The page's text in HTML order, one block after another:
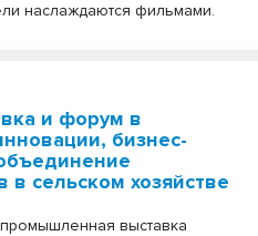
наслаждаются фильмами.
и форум в
бизнес-
в сельском хозяйстве
выставка